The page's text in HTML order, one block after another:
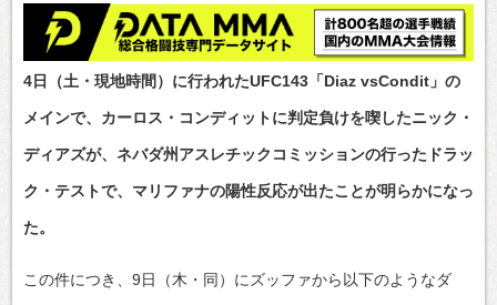
4日（土・現地時間）に行われたUFC143「Diaz vsCondit」の
メインで、カーロス・コンディットに判定負けを喫したニック・
ディアズが、ネバダ州アスレチックコミッションの行ったドラッ
ク・テストで、マリファナの陽性反応が出たことが明らかになっ
た。
この件につき、9日（木・同）にズッファから以下のようなダ